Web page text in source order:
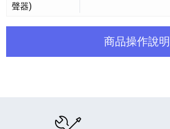
聲器)
商品操作說明